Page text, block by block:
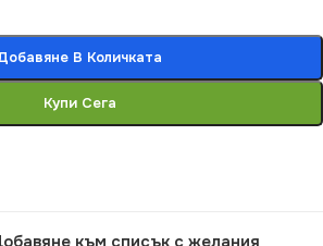
В Количката
Купи Сега
към списък с желания